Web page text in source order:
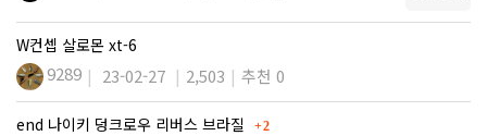
W컨셉 살로몬 xt-6
9289 23-02-27 2,503 추천 0
end 나이키 덩크로우 리버스 브라질 댓글
2